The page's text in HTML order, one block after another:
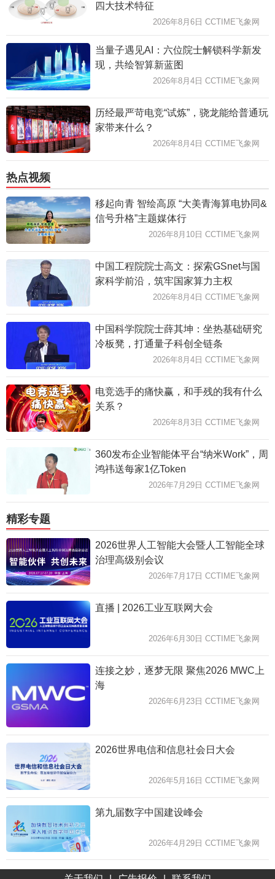
四大技术特征
2026年8月6日 CCTIME飞象网
当量子遇见AI：六位院士解锁科学新发
现，共绘智算新蓝图
2026年8月4日 CCTIME飞象网
历经最严苛电竞“试炼”，骁龙能给普通玩
家带来什么？
2026年8月4日 CCTIME飞象网
热点视频
移起向青 智绘高原 “大美青海算电协同&
信号升格”主题媒体行
2026年8月10日 CCTIME飞象网
中国工程院院士高文：探索GSnet与国
家科学前沿，筑牢国家算力主权
2026年8月4日 CCTIME飞象网
中国科学院院士薛其坤：坐热基础研究
冷板凳，打通量子科创全链条
2026年8月4日 CCTIME飞象网
电竞选手的痛快赢，和手残的我有什么
关系？
2026年8月3日 CCTIME飞象网
360发布企业智能体平台“纳米Work”，周
鸿祎送每家1亿Token
2026年7月29日 CCTIME飞象网
精彩专题
2026世界人工智能大会暨人工智能全球
治理高级别会议
2026年7月17日 CCTIME飞象网
直播 | 2026工业互联网大会
2026年6月30日 CCTIME飞象网
连接之妙，逐梦无限 聚焦2026 MWC上
海
2026年6月23日 CCTIME飞象网
2026世界电信和信息社会日大会
2026年5月16日 CCTIME飞象网
第九届数字中国建设峰会
2026年4月29日 CCTIME飞象网